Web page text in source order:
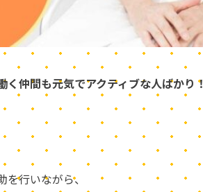
仲間も元気でアクティブな人ばかり！
行いながら、